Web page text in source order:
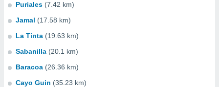
Puriales (7.42 km)
Jamal (17.58 km)
La Tinta (19.63 km)
Sabanilla (20.1 km)
Baracoa (26.36 km)
Cayo Guin (35.23 km)